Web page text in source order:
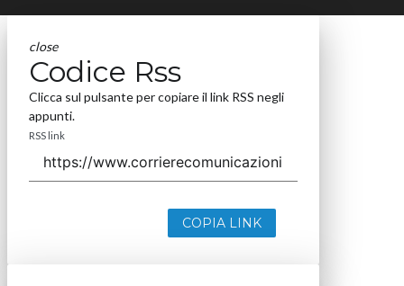
close
Codice Rss
Clicca sul pulsante per copiare il link RSS negli
appunti.
RSS link
COPIA LINK